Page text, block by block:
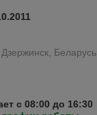
Беларусь
с 08:00 до 16:30